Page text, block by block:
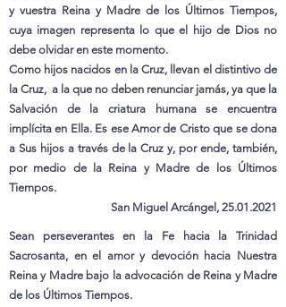
y vuestra Reina y Madre de los Últimos Tiempos,
cuya imagen representa lo que el hijo de Dios no
debe olvidar en este momento.
Como hijos nacidos en la Cruz, llevan el distintivo de
la Cruz, a la que no deben renunciar jamás, ya que la
Salvación de la criatura humana se encuentra
implícita en Ella. Es ese Amor de Cristo que se dona
a Sus hijos a través de la Cruz y, por ende, también,
por medio de la Reina y Madre de los Últimos
Tiempos.
San Miguel Arcángel, 25.01.2021
Sean perseverantes en la Fe hacia la Trinidad
Sacrosanta, en el amor y devoción hacia Nuestra
Reina y Madre bajo la advocación de Reina y Madre
de los Últimos Tiempos.